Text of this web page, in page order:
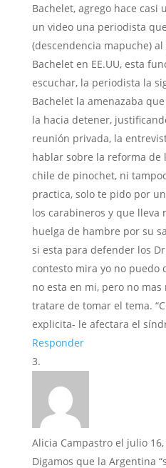
Bachelet, agrego hace casi
un video una periodista
(descendencia mapuche)
Bachelet en EE.UU, esta
escuchar, la periodista la
Bachelet la amenazaba
la hacia detener,
reunión privada, la
hablar sobre la reforma de
chile de pinochet, ni
practica, solo te pido por
los carabineros y que lleva
huelga de hambre por su
si esta para defender los
contesto mira yo no
no esta en mi, pero no
tratare de tomar el tema.
explicita- le afectara el
Responder
Alicia Campastro el julio 16,
Digamos que la Argentina